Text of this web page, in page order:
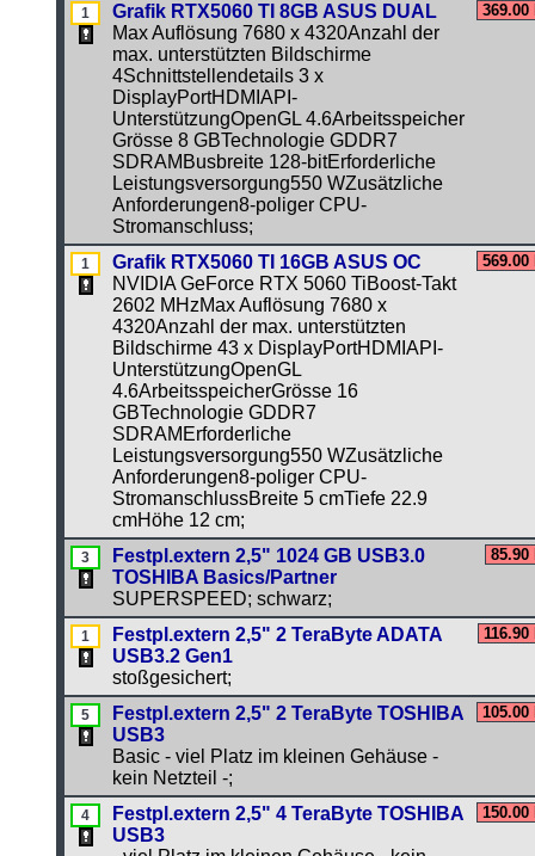
Grafik RTX5060 TI 8GB ASUS DUAL
Max Auflösung 7680 x 4320Anzahl der
max. unterstützten Bildschirme
4Schnittstellendetails 3 x
DisplayPortHDMIAPI-
UnterstützungOpenGL 4.6Arbeitsspeicher
Grösse 8 GBTechnologie GDDR7
SDRAMBusbreite 128-bitErforderliche
Leistungsversorgung550 WZusätzliche
Anforderungen8-poliger CPU-
Stromanschluss;
Grafik RTX5060 TI 16GB ASUS OC
NVIDIA GeForce RTX 5060 TiBoost-Takt
2602 MHzMax Auflösung 7680 x
4320Anzahl der max. unterstützten
Bildschirme 43 x DisplayPortHDMIAPI-
UnterstützungOpenGL
4.6ArbeitsspeicherGrösse 16
GBTechnologie GDDR7
SDRAMErforderliche
Leistungsversorgung550 WZusätzliche
Anforderungen8-poliger CPU-
StromanschlussBreite 5 cmTiefe 22.9
cmHöhe 12 cm;
Festpl.extern 2,5" 1024 GB USB3.0
TOSHIBA Basics/Partner
SUPERSPEED; schwarz;
Festpl.extern 2,5" 2 TeraByte ADATA
USB3.2 Gen1
stoßgesichert;
Festpl.extern 2,5" 2 TeraByte TOSHIBA
USB3
Basic - viel Platz im kleinen Gehäuse -
kein Netzteil -;
Festpl.extern 2,5" 4 TeraByte TOSHIBA
USB3